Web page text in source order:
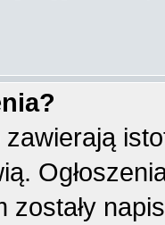
zawierają
zostały